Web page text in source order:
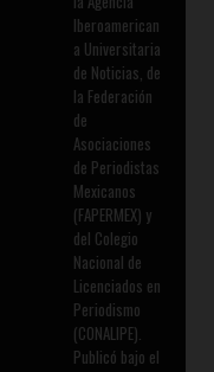
Iberoamerican
a Universitaria
de Noticias, de
la Federación
de
Asociaciones
de Periodistas
Mexicanos
(FAPERMEX) y
del Colegio
Nacional de
Licenciados en
Periodismo
(CONALIPE).
Publicó bajo el